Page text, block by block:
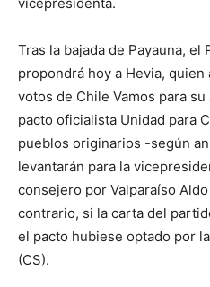
Tras la bajada de Payauna, el
propondrá hoy a Hevia,
votos de Chile Vamos para
pacto oficialista Unidad para
pueblos originarios -según
levantarán para la
consejero por Valparaíso
contrario, si la carta del
el pacto hubiese optado por
(CS).